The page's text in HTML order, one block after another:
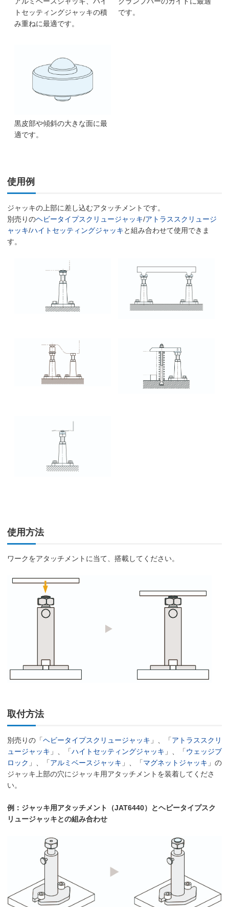
トセッティングジャッキの積
み重ねに最適です。
です。
黒皮部や傾斜の大きな面に最
適です。
使用例
ジャッキの上部に差し込むアタッチメントです。
別売りのヘビータイプスクリュージャッキ/アトラススクリュージ
ャッキ/ハイトセッティングジャッキと組み合わせて使用できま
す。
使用方法
ワークをアタッチメントに当て、搭載してください。
取付方法
別売りの「ヘビータイプスクリュージャッキ 」、「アトラススクリ
ュージャッキ 」、「ハイトセッティングジャッキ 」、「ウェッジブ
ロック 」、「アルミベースジャッキ 」、「マグネットジャッキ 」の
ジャッキ上部の穴にジャッキ用アタッチメントを装着してくださ
い。
例：ジャッキ用アタッチメント（JAT6440）とヘビータイプスク
リュージャッキとの組み合わせ